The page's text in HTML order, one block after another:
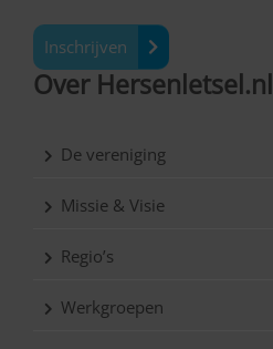
Inschrijven
Over Hersenletsel.nl
De vereniging
Missie & Visie
Regio’s
Werkgroepen